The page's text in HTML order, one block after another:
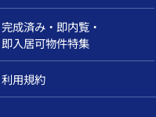
完成済み・即内覧・
即入居可物件特集
利用規約